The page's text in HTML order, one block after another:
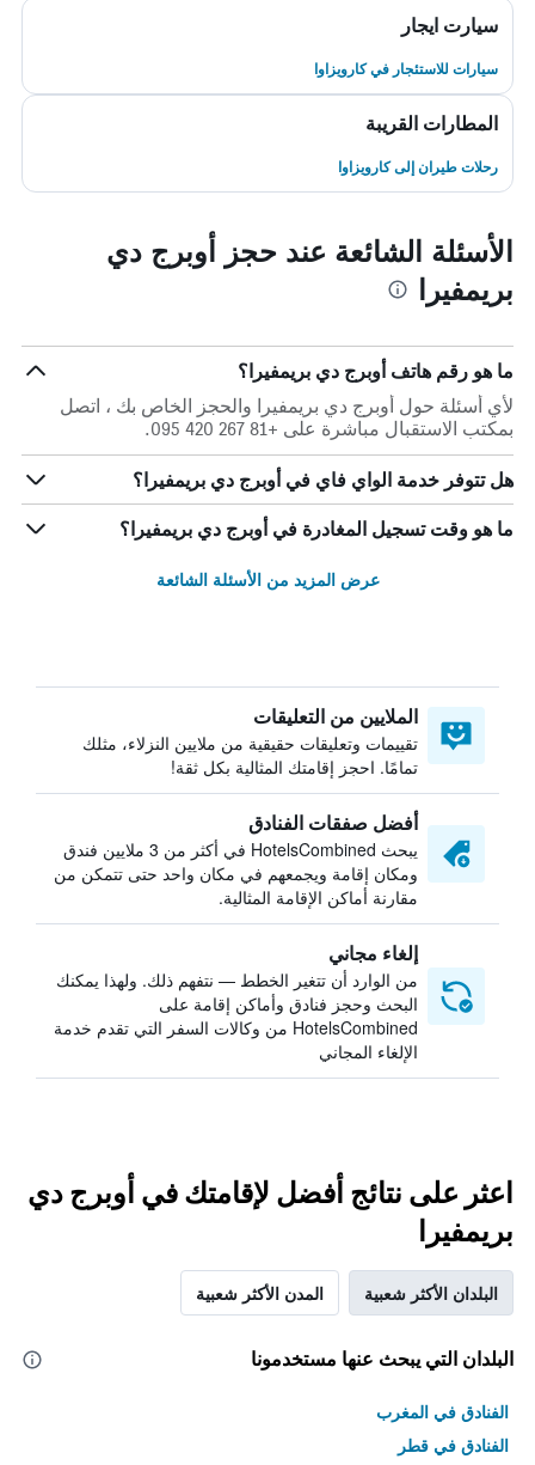
سيارت ايجار
سيارات للاستئجار في كارويزاوا
المطارات القريبة
رحلات طيران إلى كارويزاوا
الأسئلة الشائعة عند حجز أوبرج دي
بريمفيرا
ما هو رقم هاتف أوبرج دي بريمفيرا؟
لأي أسئلة حول أوبرج دي بريمفيرا والحجز الخاص بك ، اتصل
بمكتب الاستقبال مباشرة على +81 267 420 095.
هل تتوفر خدمة الواي فاي في أوبرج دي بريمفيرا؟
ما هو وقت تسجيل المغادرة في أوبرج دي بريمفيرا؟
عرض المزيد من الأسئلة الشائعة
الملايين من التعليقات
تقييمات وتعليقات حقيقية من ملايين النزلاء، مثلك
تمامًا. احجز إقامتك المثالية بكل ثقة!
أفضل صفقات الفنادق
يبحث HotelsCombined في أكثر من 3 ملايين فندق
ومكان إقامة ويجمعهم في مكان واحد حتى تتمكن من
مقارنة أماكن الإقامة المثالية.
إلغاء مجاني
من الوارد أن تتغير الخطط — نتفهم ذلك. ولهذا يمكنك
البحث وحجز فنادق وأماكن إقامة على
HotelsCombined من وكالات السفر التي تقدم خدمة
الإلغاء المجاني
اعثر على نتائج أفضل لإقامتك في أوبرج دي
بريمفيرا
البلدان الأكثر شعبية المدن الأكثر شعبية
البلدان التي يبحث عنها مستخدمونا
الفنادق في المغرب
الفنادق في قطر